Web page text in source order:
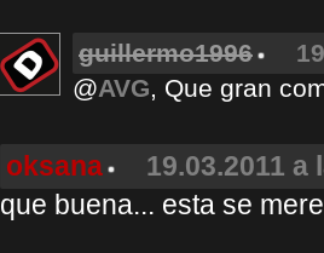
guillermo1996
@AVG, Que gran
oksana
19.03.2011 a
que buena... esta se